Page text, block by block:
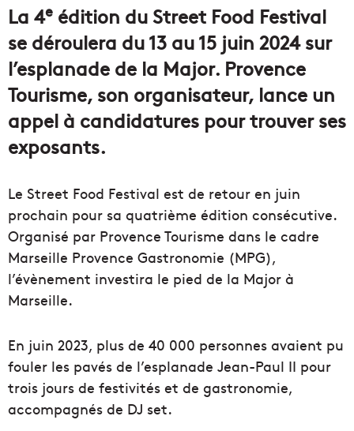
La 4e édition du Street Food Festival
se déroulera du 13 au 15 juin 2024 sur
l’esplanade de la Major. Provence
Tourisme, son organisateur, lance un
appel à candidatures pour trouver ses
exposants.
Le Street Food Festival est de retour en juin
prochain pour sa quatrième édition consécutive.
Organisé par Provence Tourisme dans le cadre
Marseille Provence Gastronomie (MPG),
l’évènement investira le pied de la Major à
Marseille.
En juin 2023, plus de 40 000 personnes avaient pu
fouler les pavés de l’esplanade Jean-Paul II pour
trois jours de festivités et de gastronomie,
accompagnés de DJ set.